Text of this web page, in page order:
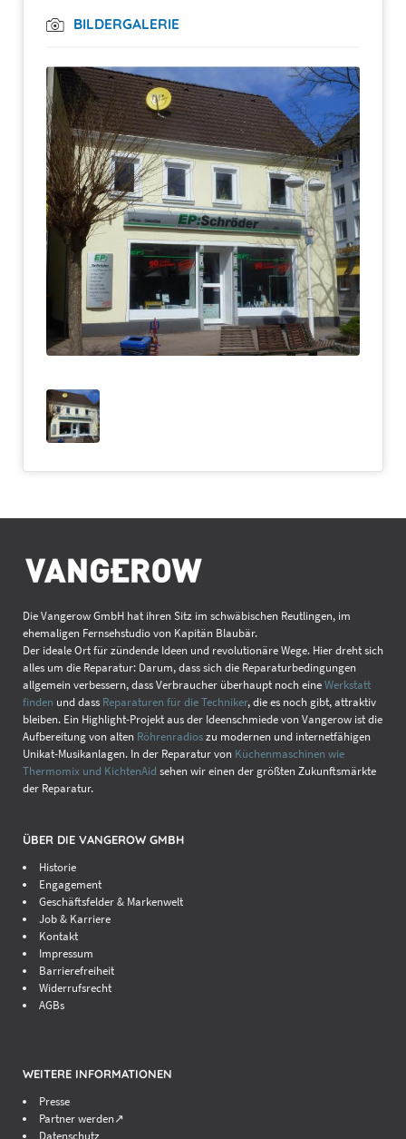
BILDERGALERIE
Die Vangerow GmbH hat ihren Sitz im schwäbischen Reutlingen, im
ehemaligen Fernsehstudio von Kapitän Blaubär.
Der ideale Ort für zündende Ideen und revolutionäre Wege. Hier dreht sich
alles um die Reparatur: Darum, dass sich die Reparaturbedingungen
allgemein verbessern, dass Verbraucher überhaupt noch eineWerkstatt
finden und dass Reparaturen für die Techniker, die es noch gibt, attraktiv
bleiben. Ein Highlight-Projekt aus der Ideenschmiede von Vangerow ist die
Aufbereitung von alten Röhrenradioszu modernen und internetfähigen
Unikat-Musikanlagen. In der Reparatur von Küchenmaschinen wie
Thermomix und KichtenAid sehen wir einen der größten Zukunftsmärkte
der Reparatur.
ÜBER DIE VANGEROW GMBH
Historie
Engagement
Geschäftsfelder & Markenwelt
Job & Karriere
Kontakt
Impressum
Barrierefreiheit
Widerrufsrecht
AGBs
WEITERE INFORMATIONEN
Presse
Partner werden↗